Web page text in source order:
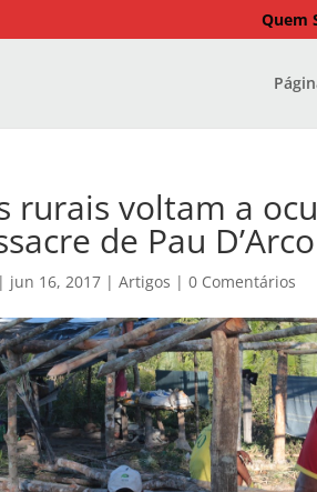
Quem
rurais voltam a
de Pau D’Arco
| jun 16, 2017 |Artigos |0 Comentários